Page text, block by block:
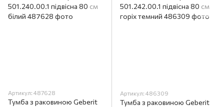
Артикул: 487628
Тумба з раковиною Geberit
Артикул: 486309
Тумба з раковиною Geberit